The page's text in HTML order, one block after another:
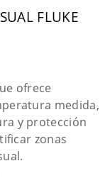
FLUKE
ofrece
medida,
y protección
zonas